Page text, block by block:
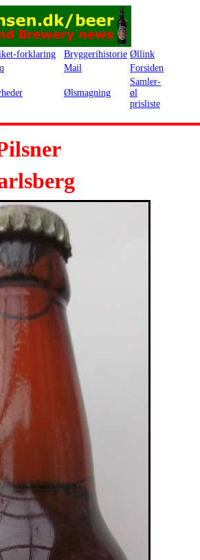
forklaring Bryggerihistorie Øllink
Mail Forsiden
Ølsmagning
Samler-
øl
prisliste